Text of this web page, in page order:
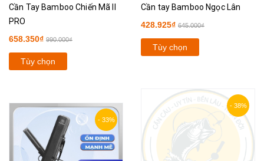
Cần Tay Bamboo Chiến Mã II
PRO
658.350₫ 990.000₫
Tùy chọn
- 33%
Cần tay Bamboo Ngọc Lân
428.925₫ 645.000₫
Tùy chọn
- 38%